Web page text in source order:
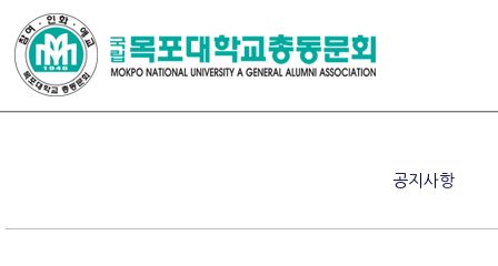
공지사항